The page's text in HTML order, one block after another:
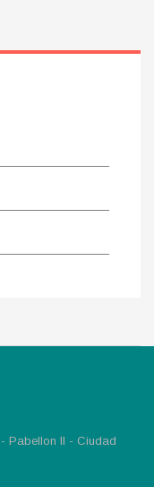
Pabellon II - Ciudad